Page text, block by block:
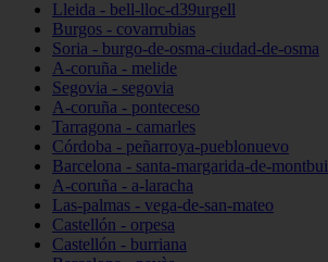
Lleida - bell-lloc-d39urgell
Burgos - covarrubias
Soria - burgo-de-osma-ciudad-de-osma
A-coruña - melide
Segovia - segovia
A-coruña - ponteceso
Tarragona - camarles
Córdoba - peñarroya-pueblonuevo
Barcelona - santa-margarida-de-montbui
A-coruña - a-laracha
Las-palmas - vega-de-san-mateo
Castellón - orpesa
Castellón - burriana